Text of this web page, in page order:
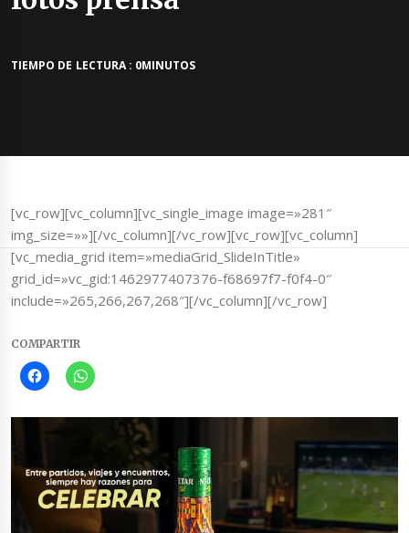
TIEMPO DE LECTURA : 0MINUTOS
[vc_row][vc_column][vc_single_image image=»281″
img_size=»»][/vc_column][/vc_row][vc_row][vc_column]
[vc_media_grid item=»mediaGrid_SlideInTitle»
grid_id=»vc_gid:1462977407376-f68697f7-f0f4-0″
include=»265,266,267,268″][/vc_column][/vc_row]
COMPARTIR